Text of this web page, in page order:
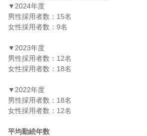
▼2024年度
男性採用者数：15名
女性採用者数：9名
▼2023年度
男性採用者数：12名
女性採用者数：18名
▼2022年度
男性採用者数：18名
女性採用者数：12名
平均勤続年数